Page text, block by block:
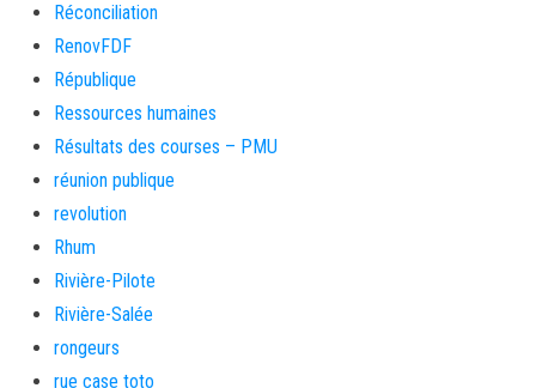
Réconciliation
RenovFDF
République
Ressources humaines
Résultats des courses – PMU
réunion publique
revolution
Rhum
Rivière-Pilote
Rivière-Salée
rongeurs
rue case toto